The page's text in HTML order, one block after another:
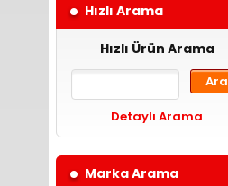
Hızlı Arama
Hızlı Ürün Arama
Ara
Detaylı Arama
Marka Arama